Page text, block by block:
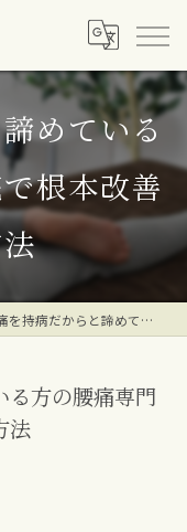
めている
根本改善
だからと諦めている方の腰痛専門整体院で根本改善を目指す方法
る方の腰痛専門
法